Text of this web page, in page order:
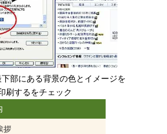
部にある背景の色とイメージを
刷するをチェック
拶